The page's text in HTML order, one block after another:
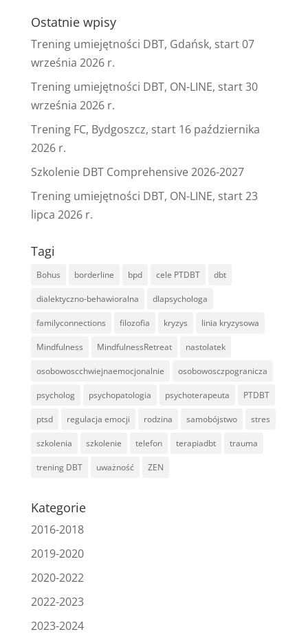
Ostatnie wpisy
Trening umiejętności DBT, Gdańsk, start 07
września 2026 r.
Trening umiejętności DBT, ON-LINE, start 30
września 2026 r.
Trening FC, Bydgoszcz, start 16 października
2026 r.
Szkolenie DBT Comprehensive 2026-2027
Trening umiejętności DBT, ON-LINE, start 23
lipca 2026 r.
Tagi
Bohus borderline bpd cele PTDBT dbt
dialektyczno-behawioralna dlapsychologa
familyconnections filozofia kryzys linia kryzysowa
Mindfulness MindfulnessRetreat nastolatek
osobowoscchwiejnaemocjonalnie osobowosczpogranicza
psycholog psychopatologia psychoterapeuta PTDBT
ptsd regulacja emocji rodzina samobójstwo stres
szkolenia szkolenie telefon terapiadbt trauma
trening DBT uważność ZEN
Kategorie
2016-2018
2019-2020
2020-2022
2022-2023
2023-2024